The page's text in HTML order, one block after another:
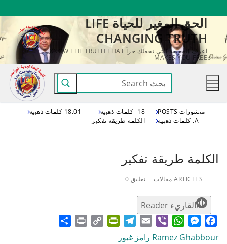
المحتوى
الحق المغير للحياة LIFE
CHANGING TRUTH
اعرف الحقيقة التي تجعلك حراً KNOW THE TRUTH THAT
MAKES YOU FREE
البحث
عن:
منشورات POSTS 18- كلمات ذهبية
-- 18.01 كلمات ذهبية
-- A. كلمات ذهبية
الكلمة طريقة تفكير
الكلمة طريقة تفكير
ARTICLES مقالات تعليق 0
القاريء Reader
Facebook
Messenger
WhatsApp
Viber
Email
Telegram
PrintFriendly
Copy
Print
Ramez Ghabbour رامز غبور